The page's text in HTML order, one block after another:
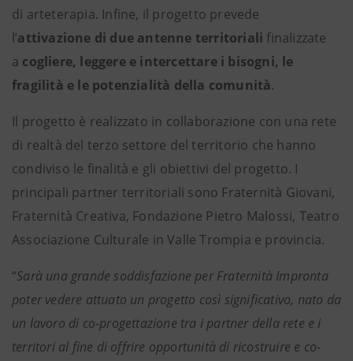
di arteterapia. Infine, il progetto prevede
l’attivazione di due antenne territoriali finalizzate
a cogliere, leggere e intercettare i bisogni, le
fragilità e le potenzialità della comunità.
Il progetto è realizzato in collaborazione con una rete
di realtà del terzo settore del territorio che hanno
condiviso le finalità e gli obiettivi del progetto. I
principali partner territoriali sono Fraternità Giovani,
Fraternità Creativa, Fondazione Pietro Malossi, Teatro
Associazione Culturale in Valle Trompia e provincia.
“Sarà una grande soddisfazione per Fraternità Impronta
poter vedere attuato un progetto così significativo, nato da
un lavoro di co-progettazione tra i partner della rete e i
territori al fine di offrire opportunità di ricostruire e co-